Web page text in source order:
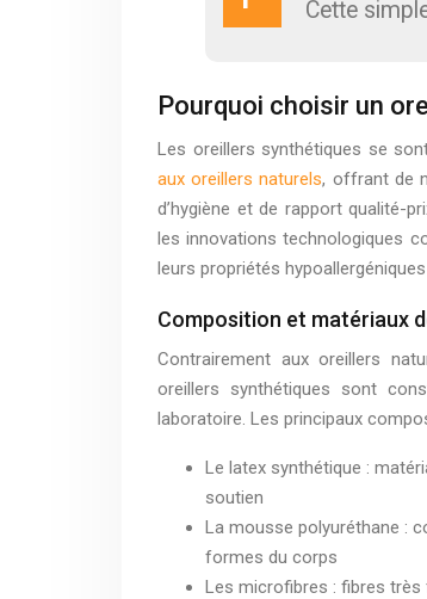
Cette
Pourquoi choisir un
Les oreillers synthétiques se
aux oreillers naturels, offrant de
d’hygiène et de rapport qualité-
les innovations technologiques
leurs propriétés
Composition et matériaux
Contrairement aux oreillers
oreillers synthétiques sont
laboratoire. Les principaux
Le latex synthétique :
soutien
La mousse polyuréthane :
formes du corps
Les microfibres : fibres très